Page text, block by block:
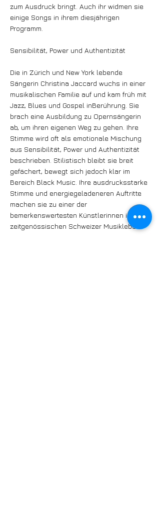
zum Ausdruck bringt. Auch ihr widmen sie
einige Songs in ihrem diesjährigen
Programm.
Sensibilität, Power und Authentizität
Die in Zürich und New York lebende
Sängerin Christina Jaccard wuchs in einer
musikalischen Familie auf und kam früh mit
Jazz, Blues und Gospel inBerührung. Sie
brach eine Ausbildung zu Opernsängerin
ab, um ihren eigenen Weg zu gehen. Ihre
Stimme wird oft als emotionale Mischung
aus Sensibilität, Power und Authentizität
beschrieben. Stilistisch bleibt sie breit
gefächert, bewegt sich jedoch klar im
Bereich Black Music. Ihre ausdrucksstarke
Stimme und energiegeladeneren Auftritte
machen sie zu einer der
bemerkenswertesten Künstlerinnen im
zeitgenössischen Schweizer Musikleben.